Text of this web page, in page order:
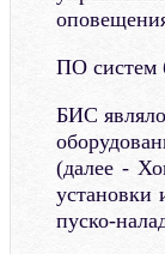
ПО систем
БИС
(далее -
установки
пуско-